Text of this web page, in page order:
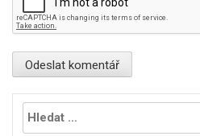
Vyhledávání